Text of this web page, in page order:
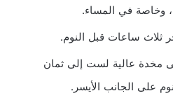
وخاصة في المساء.
ثلاث ساعات قبل النوم.
مخدة عالية لست إلى ثمان
على الجانب الأيسر.